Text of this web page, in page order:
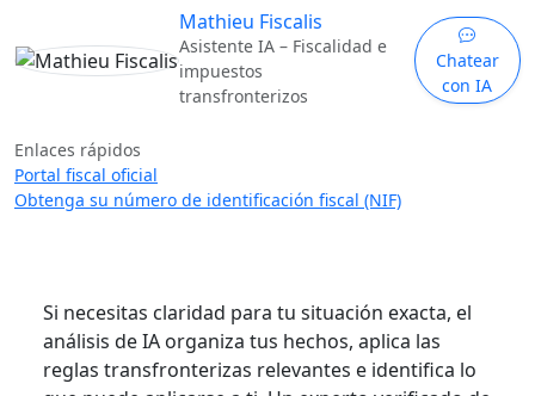
Mathieu Fiscalis
Asistente IA – Fiscalidad e
impuestos
transfronterizos
Chatear
con IA
Enlaces rápidos
Portal fiscal oficial
Obtenga su número de identificación fiscal (NIF)
Si necesitas claridad para tu situación exacta, el
análisis de IA organiza tus hechos, aplica las
reglas transfronterizas relevantes e identifica lo